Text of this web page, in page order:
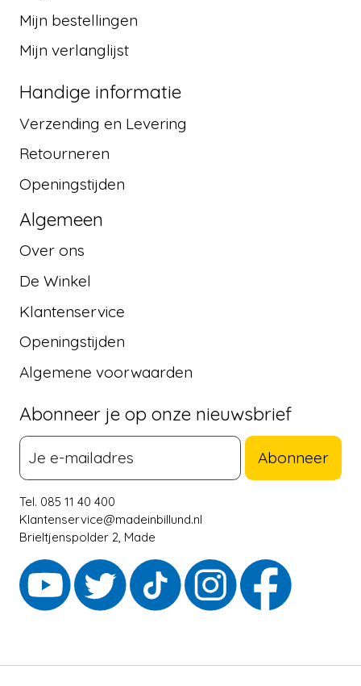
Mijn bestellingen
Mijn verlanglijst
Handige informatie
Verzending en Levering
Retourneren
Openingstijden
Algemeen
Over ons
De Winkel
Klantenservice
Openingstijden
Algemene voorwaarden
Abonneer je op onze nieuwsbrief
Abonneer
Tel. 085 11 40 400
Klantenservice@madeinbillund.nl
Brieltjenspolder 2, Made